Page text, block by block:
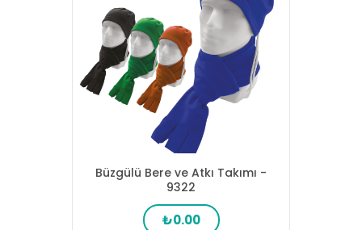
Büzgülü Bere ve Atkı Takımı -
9322
₺0.00